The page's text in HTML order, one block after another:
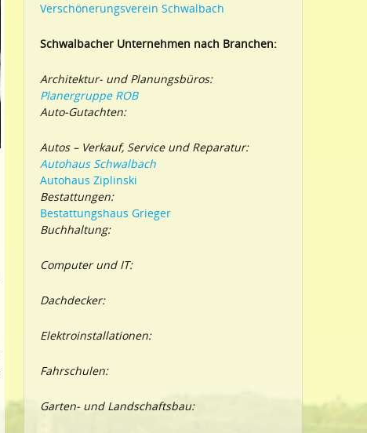
Verschönerungsverein Schwalbach
Schwalbacher Unternehmen nach Branchen:
Architektur- und Planungsbüros:
Planergruppe ROB
Auto-Gutachten:
Autos – Verkauf, Service und Reparatur:
Autohaus Schwalbach
Autohaus Ziplinski
Bestattungen:
Bestattungshaus Grieger
Buchhaltung:
Computer und IT:
Dachdecker:
Elektroinstallationen:
Fahrschulen:
Garten- und Landschaftsbau: